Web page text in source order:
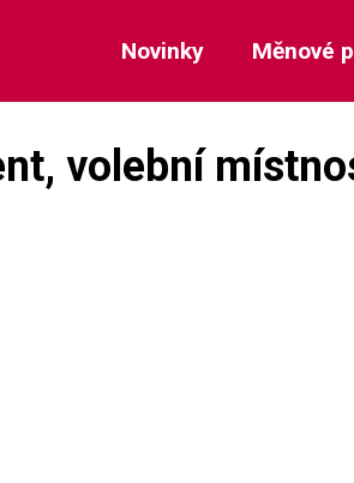
Novinky Měnové
volební